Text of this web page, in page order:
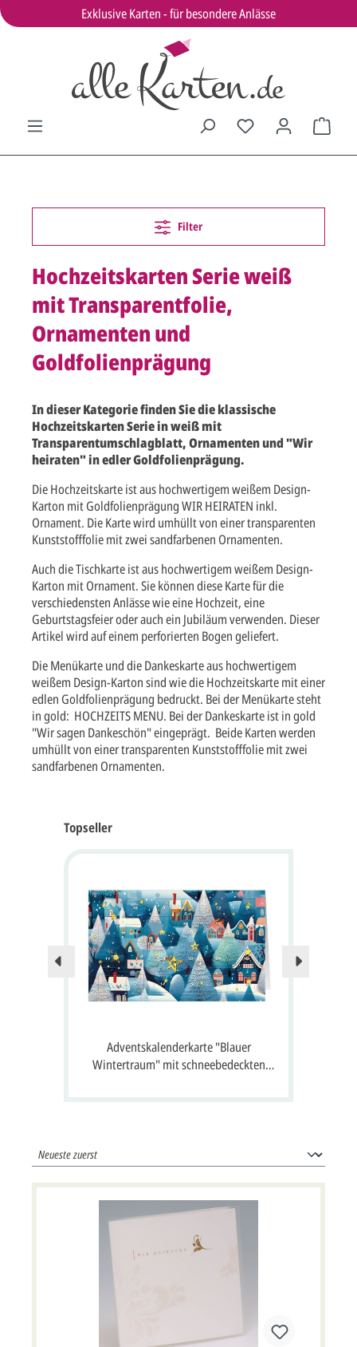
Exklusive Karten - für besondere Anlässe
Filter
Hochzeitskarten Serie weiß
mit Transparentfolie,
Ornamenten und
Goldfolienprägung
In dieser Kategorie finden Sie die klassische
Hochzeitskarten Serie in weiß mit
Transparentumschlagblatt, Ornamenten und "Wir
heiraten" in edler Goldfolienprägung.
Die Hochzeitskarte ist aus hochwertigem weißem Design-
Karton mit Goldfolienprägung WIR HEIRATEN inkl.
Ornament. Die Karte wird umhüllt von einer transparenten
Kunststofffolie mit zwei sandfarbenen Ornamenten.
Auch die Tischkarte ist aus hochwertigem weißem Design-
Karton mit Ornament. Sie können diese Karte für die
verschiedensten Anlässe wie eine Hochzeit, eine
Geburtstagsfeier oder auch ein Jubiläum verwenden. Dieser
Artikel wird auf einem perforierten Bogen geliefert.
Die Menükarte und die Dankeskarte aus hochwertigem
weißem Design-Karton sind wie die Hochzeitskarte mit einer
edlen Goldfolienprägung bedruckt. Bei der Menükarte steht
in gold: HOCHZEITS MENU. Bei der Dankeskarte ist in gold
"Wir sagen Dankeschön" eingeprägt. Beide Karten werden
umhüllt von einer transparenten Kunststofffolie mit zwei
sandfarbenen Ornamenten.
Topseller
Adventskalenderkarte "Blauer
Wintertraum" mit schneebedeckten